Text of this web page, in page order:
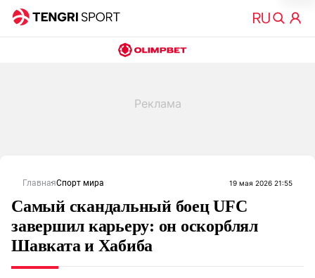
ГлавнаяСпорт мира 19 мая 2026 21:55
Самый скандальный боец UFC
завершил карьеру: он оскорблял
Шавката и Хабиба